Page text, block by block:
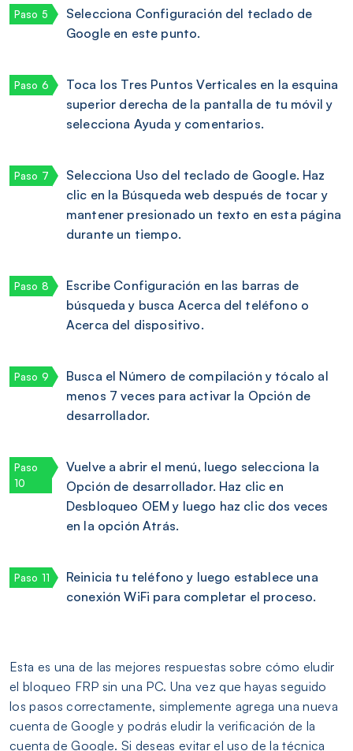
Selecciona Configuración del teclado de
Google en este punto.
Toca los Tres Puntos Verticales en la esquina
superior derecha de la pantalla de tu móvil y
selecciona Ayuda y comentarios.
Selecciona Uso del teclado de Google. Haz
clic en la Búsqueda web después de tocar y
mantener presionado un texto en esta página
durante un tiempo.
Escribe Configuración en las barras de
búsqueda y busca Acerca del teléfono o
Acerca del dispositivo.
Busca el Número de compilación y tócalo al
menos 7 veces para activar la Opción de
desarrollador.
Vuelve a abrir el menú, luego selecciona la
Opción de desarrollador. Haz clic en
Desbloqueo OEM y luego haz clic dos veces
en la opción Atrás.
Reinicia tu teléfono y luego establece una
conexión WiFi para completar el proceso.
Esta es una de las mejores respuestas sobre cómo eludir
el bloqueo FRP sin una PC. Una vez que hayas seguido
los pasos correctamente, simplemente agrega una nueva
cuenta de Google y podrás eludir la verificación de la
cuenta de Google. Si deseas evitar el uso de la técnica